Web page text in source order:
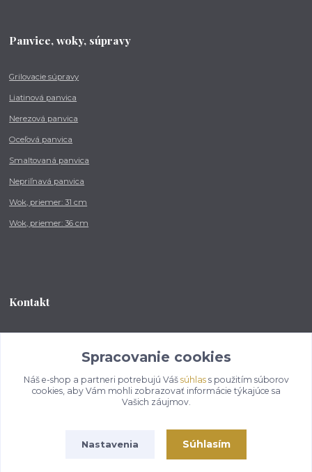
Panvice, woky, súpravy
Grilovacie súpravy
Liatinová panvica
Nerezová panvica
Oceľová panvica
Smaltovaná panvica
Nepriľnavá panvica
Wok, priemer: 31 cm
Wok, priemer: 36 cm
Kontakt
od 8:00 - do 16:00 hod
info@kotlikovesupravy.sk
Spracovanie cookies
Náš e-shop a partneri potrebujú Váš súhlass použitím súborov
cookies, aby Vám mohli zobrazovať informácie týkajúce sa
Vašich záujmov.
Nastavenia Súhlasím